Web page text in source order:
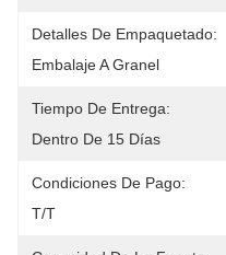
Detalles De Empaquetado:
Embalaje A Granel
Tiempo De Entrega:
Dentro De 15 Días
Condiciones De Pago:
T/T